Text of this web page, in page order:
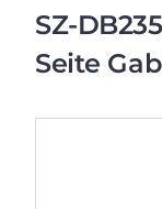
SZ-
Seite